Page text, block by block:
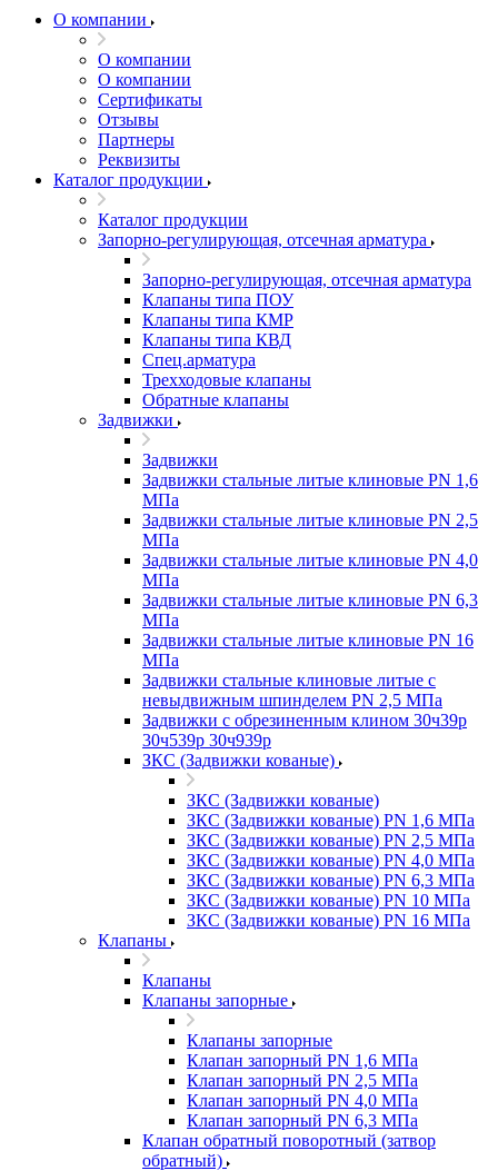
О компании
О компании
О компании
Сертификаты
Отзывы
Партнеры
Реквизиты
Каталог продукции
Каталог продукции
Запорно-регулирующая, отсечная арматура
Запорно-регулирующая, отсечная арматура
Клапаны типа ПОУ
Клапаны типа КМР
Клапаны типа КВД
Спец.арматура
Трехходовые клапаны
Обратные клапаны
Задвижки
Задвижки
Задвижки стальные литые клиновые PN 1,6
МПа
Задвижки стальные литые клиновые PN 2,5
МПа
Задвижки стальные литые клиновые PN 4,0
МПа
Задвижки стальные литые клиновые PN 6,3
МПа
Задвижки стальные литые клиновые PN 16
МПа
Задвижки стальные клиновые литые с
невыдвижным шпинделем PN 2,5 МПа
Задвижки с обрезиненным клином 30ч39р
30ч539р 30ч939р
ЗКС (Задвижки кованые)
ЗКС (Задвижки кованые)
ЗКС (Задвижки кованые) PN 1,6 МПа
ЗКС (Задвижки кованые) PN 2,5 МПа
ЗКС (Задвижки кованые) PN 4,0 МПа
ЗКС (Задвижки кованые) PN 6,3 МПа
ЗКС (Задвижки кованые) PN 10 МПа
ЗКС (Задвижки кованые) PN 16 МПа
Клапаны
Клапаны
Клапаны запорные
Клапаны запорные
Клапан запорный PN 1,6 МПа
Клапан запорный PN 2,5 МПа
Клапан запорный PN 4,0 МПа
Клапан запорный PN 6,3 МПа
Клапан обратный поворотный (затвор
обратный)